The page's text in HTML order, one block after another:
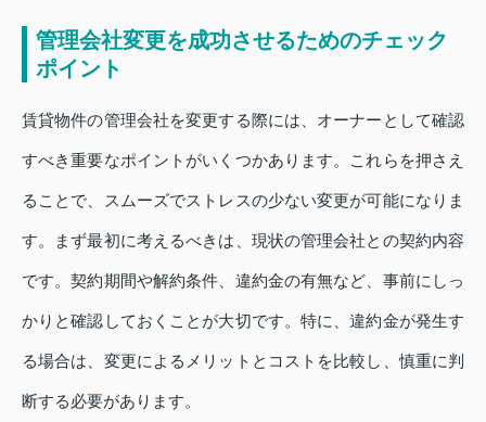
管理会社変更を成功させるためのチェック
ポイント
賃貸物件の管理会社を変更する際には、オーナーとして確認
すべき重要なポイントがいくつかあります。これらを押さえ
ることで、スムーズでストレスの少ない変更が可能になりま
す。まず最初に考えるべきは、現状の管理会社との契約内容
です。契約期間や解約条件、違約金の有無など、事前にしっ
かりと確認しておくことが大切です。特に、違約金が発生す
る場合は、変更によるメリットとコストを比較し、慎重に判
断する必要があります。